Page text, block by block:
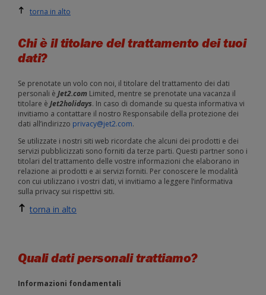
torna in alto
Chi è il titolare del trattamento dei tuoi
dati?
Se prenotate un volo con noi, il titolare del trattamento dei dati
personali è Jet2.com Limited, mentre se prenotate una vacanza il
titolare è Jet2holidays. In caso di domande su questa informativa vi
invitiamo a contattare il nostro Responsabile della protezione dei
dati all’indirizzo privacy@jet2.com.
Se utilizzate i nostri siti web ricordate che alcuni dei prodotti e dei
servizi pubblicizzati sono forniti da terze parti. Questi partner sono i
titolari del trattamento delle vostre informazioni che elaborano in
relazione ai prodotti e ai servizi forniti. Per conoscere le modalità
con cui utilizzano i vostri dati, vi invitiamo a leggere l’informativa
sulla privacy sui rispettivi siti.
torna in alto
Quali dati personali trattiamo?
Informazioni fondamentali